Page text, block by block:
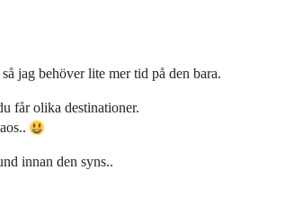
jag behöver lite mer tid på den bara.
får olika destinationer.
innan den syns..